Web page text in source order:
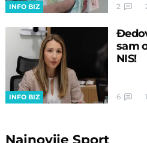
INFO BIZ 2
INFO BIZ
sam
NIS!
6 1
NajnovijeSport